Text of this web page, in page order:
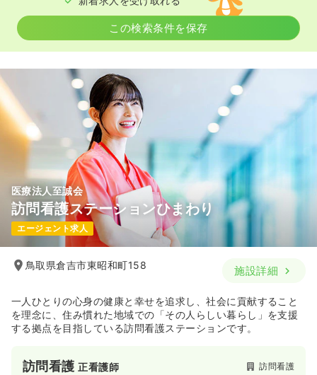
この検索条件を保存
医療法人至誠会
訪問看護ステーションひまわり
エージェント求人
鳥取県倉吉市東昭和町158 施設詳細
一人ひとりの心身の健康と幸せを追求し、社会に貢献すること
を理念に、住み慣れた地域での「その人らしい暮らし」を支援
する拠点を目指している訪問看護ステーションです。
訪問看護正看護師 訪問看護